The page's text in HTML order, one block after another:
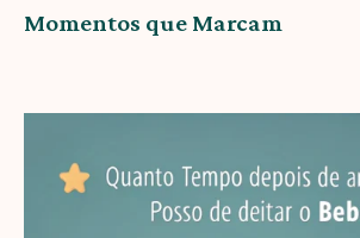
Momentos que Marcam